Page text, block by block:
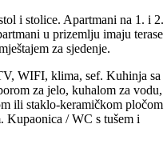
i stolice. Apartmani na 1. i 2.
u prizemlju imaju terase
za sjedenje.
WIFI, klima, sef. Kuhinja sa
za jelo, kuhalom za vodu,
ili staklo-keramičkom pločom
Kupaonica / WC s tušem i